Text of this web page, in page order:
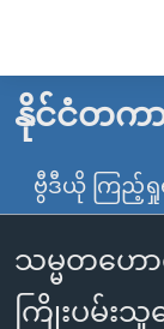
လွယ်ကူ
စေ
သည့်
များ
ပင်မ
မူလစာမျက်နှာ
မြန်မာ
ကမ္ဘာ့သတင်းများ
နိုင်ငံတကာ
အမေရိကန်
ဗွီဒီယို
သတင်းလွတ်လပ်ခွ
နိုင်ငံတက
ဗွီဒီယို ကြည့်ရှု
သမ္မတဟော
ကြိုးပမ်း